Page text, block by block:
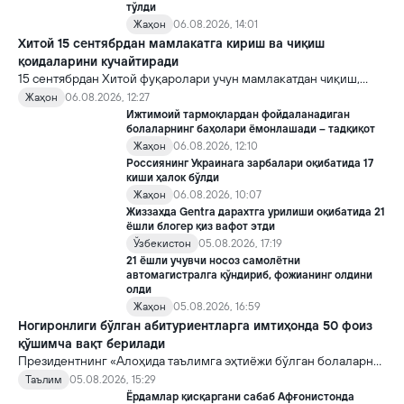
тўлди
Жаҳон
06.08.2026, 14:01
Хитой 15 сентябрдан мамлакатга кириш ва чиқиш
қоидаларини кучайтиради
15 сентябрдан Хитой фуқаролари учун мамлакатдан чиқиш,
хорижликлар учун эса Хитойга кириш тартиби бўйича янги
қоидалар кучга киради.
Жаҳон
06.08.2026, 12:27
Ижтимоий тармоқлардан фойдаланадиган
болаларнинг баҳолари ёмонлашади – тадқиқот
Жаҳон
06.08.2026, 12:10
Россиянинг Украинага зарбалари оқибатида 17
киши ҳалок бўлди
Жаҳон
06.08.2026, 10:07
Жиззахда Gentra дарахтга урилиши оқибатида 21
ёшли блогер қиз вафот этди
Ўзбекистон
05.08.2026, 17:19
21 ёшли учувчи носоз самолётни
автомагистралга қўндириб, фожианинг олдини
олди
Жаҳон
05.08.2026, 16:59
Ногиронлиги бўлган абитуриентларга имтиҳонда 50 фоиз
қўшимча вақт берилади
Президентнинг «Алоҳида таълимга эҳтиёжи бўлган болаларни
таълим ва ижтимоий хизматлар билан қамраб олиш тизимини
такомиллаштириш бўйича қўшимча чора-тадбирлар
Таълим
05.08.2026, 15:29
Ёрдамлар қисқаргани сабаб Афғонистонда